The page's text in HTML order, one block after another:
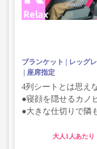
ブランケット レッグ
座席指定
4列シートとは思え
●寝顔を隠せるカノ
●大きな仕切りで隣
大人